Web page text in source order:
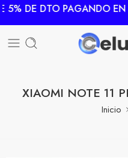
DE DTO PAGANDO EN
XIAOMI NOTE 11
Inicio